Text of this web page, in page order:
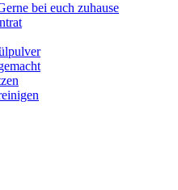
bei euch zuhause